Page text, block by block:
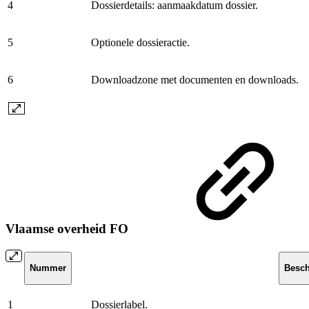
4 Dossierdetails: aanmaakdatum dossier.
5 Optionele dossieractie.
6 Downloadzone met documenten en downloads.
Vlaamse overheid FO
Nummer
1 Dossierlabel.